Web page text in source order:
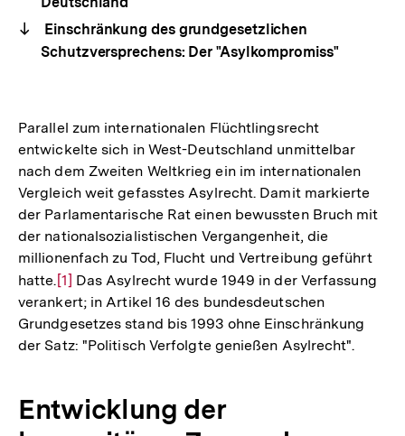
Einschränkung des grundgesetzlichen
Schutzversprechens: Der "Asylkompromiss"
Parallel zum internationalen Flüchtlingsrecht
entwickelte sich in West-Deutschland unmittelbar
nach dem Zweiten Weltkrieg ein im internationalen
Vergleich weit gefasstes Asylrecht. Damit markierte
der Parlamentarische Rat einen bewussten Bruch mit
der nationalsozialistischen Vergangenheit, die
millionenfach zu Tod, Flucht und Vertreibung geführt
hatte. Zur
Auflösung
der
Fußnote
[1] Das Asylrecht wurde 1949 in der Verfassung
verankert; in Artikel 16 des bundesdeutschen
Grundgesetzes stand bis 1993 ohne Einschränkung
der Satz: "Politisch Verfolgte genießen Asylrecht".
Entwicklung der